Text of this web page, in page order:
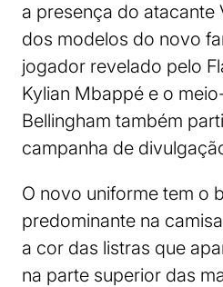
a presença do atacante
dos modelos do novo
jogador revelado pelo
Kylian Mbappé e o
Bellingham também
campanha de
O novo uniforme tem o
predominante na
a cor das listras que
na parte superior das